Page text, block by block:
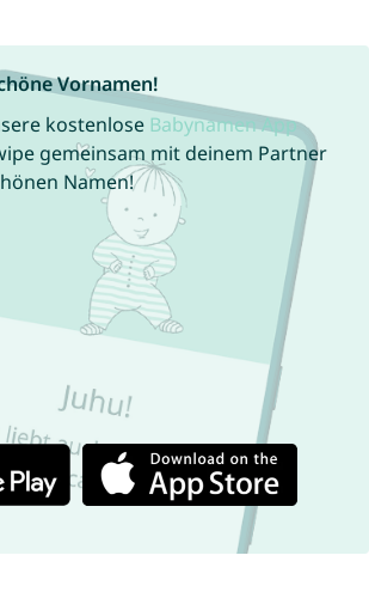
Vornamen!
kostenlose Babynamen App
gemeinsam mit deinem Partner
Namen!